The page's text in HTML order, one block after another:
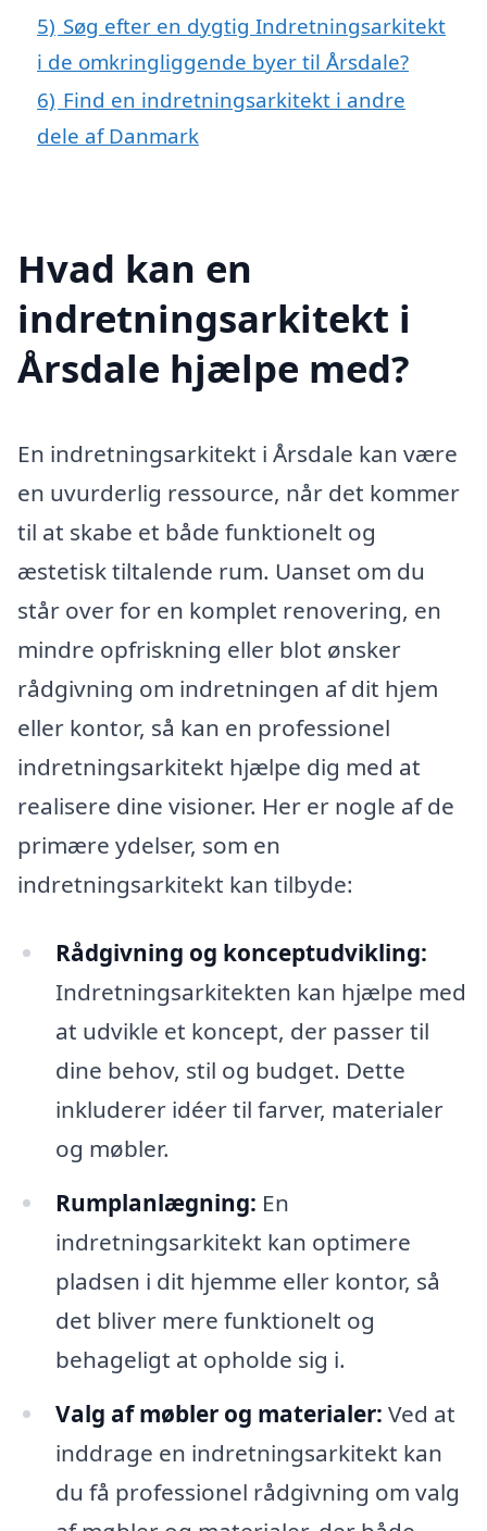
5) Søg efter en dygtig Indretningsarkitekt
i de omkringliggende byer til Årsdale?
6) Find en indretningsarkitekt i andre
dele af Danmark
Hvad kan en
indretningsarkitekt i
Årsdale hjælpe med?
En indretningsarkitekt i Årsdale kan være
en uvurderlig ressource, når det kommer
til at skabe et både funktionelt og
æstetisk tiltalende rum. Uanset om du
står over for en komplet renovering, en
mindre opfriskning eller blot ønsker
rådgivning om indretningen af dit hjem
eller kontor, så kan en professionel
indretningsarkitekt hjælpe dig med at
realisere dine visioner. Her er nogle af de
primære ydelser, som en
indretningsarkitekt kan tilbyde:
Rådgivning og konceptudvikling:
Indretningsarkitekten kan hjælpe med
at udvikle et koncept, der passer til
dine behov, stil og budget. Dette
inkluderer idéer til farver, materialer
og møbler.
Rumplanlægning: En
indretningsarkitekt kan optimere
pladsen i dit hjemme eller kontor, så
det bliver mere funktionelt og
behageligt at opholde sig i.
Valg af møbler og materialer: Ved at
inddrage en indretningsarkitekt kan
du få professionel rådgivning om valg